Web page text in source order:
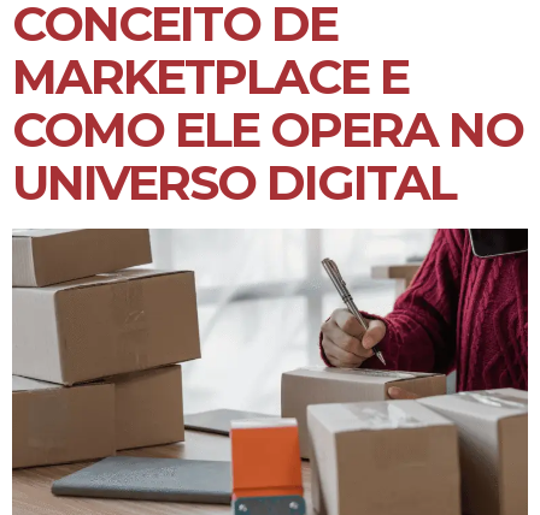
CONCEITO DE
MARKETPLACE E
COMO ELE OPERA NO
UNIVERSO DIGITAL